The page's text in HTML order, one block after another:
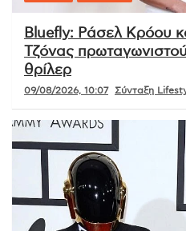
Bluefly: Ράσελ Κρόου
Τζόνας
θρίλερ
09/08/2026, 10:07 Σύνταξη